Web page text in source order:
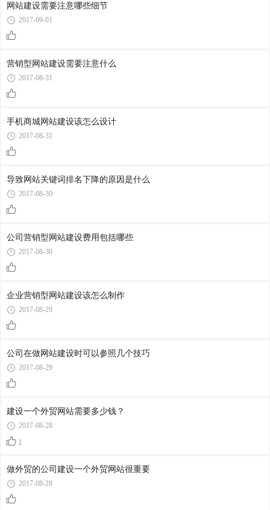
网站建设需要注意哪些细节
2017-09-01
营销型网站建设需要注意什么
2017-08-31
手机商城网站建设该怎么设计
2017-08-31
导致网站关键词排名下降的原因是什么
2017-08-30
公司营销型网站建设费用包括哪些
2017-08-30
企业营销型网站建设该怎么制作
2017-08-29
公司在做网站建设时可以参照几个技巧
2017-08-29
建设一个外贸网站需要多少钱？
2017-08-28
1
做外贸的公司建设一个外贸网站很重要
2017-08-28